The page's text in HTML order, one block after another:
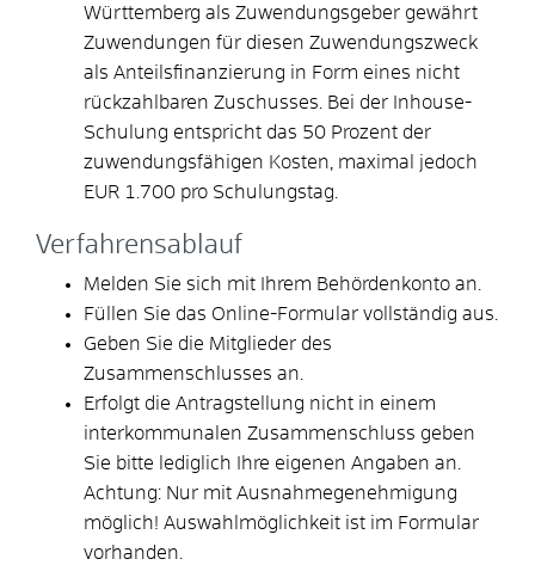
Württemberg als Zuwendungsgeber gewährt
Zuwendungen für diesen Zuwendungszweck
als Anteilsfinanzierung in Form eines nicht
rückzahlbaren Zuschusses. Bei der Inhouse-
Schulung entspricht das 50 Prozent der
zuwendungsfähigen Kosten, maximal jedoch
EUR 1.700 pro Schulungstag.
Verfahrensablauf
Melden Sie sich mit Ihrem Behördenkonto an.
Füllen Sie das Online-Formular vollständig aus.
Geben Sie die Mitglieder des
Zusammenschlusses an.
Erfolgt die Antragstellung nicht in einem
interkommunalen Zusammenschluss geben
Sie bitte lediglich Ihre eigenen Angaben an.
Achtung: Nur mit Ausnahmegenehmigung
möglich! Auswahlmöglichkeit ist im Formular
vorhanden.